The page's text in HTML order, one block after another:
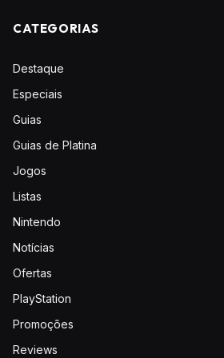
CATEGORIAS
Destaque
Especiais
Guias
Guias de Platina
Jogos
Listas
Nintendo
Notícias
Ofertas
PlayStation
Promoções
Reviews